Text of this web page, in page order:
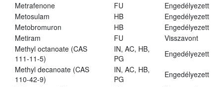
Metrafenone FU
Engedélyezett
Metosulam
HB
Engedélyezett
Metobromuron
HB
Engedélyezett
Metiram
FU
Visszavont
Methyl octanoate (CAS
111-11-5)
IN, AC, HB,
PG
Engedélyezett
Methyl decanoate (CAS
110-42-9)
IN, AC, HB,
PG
Engedélyezett